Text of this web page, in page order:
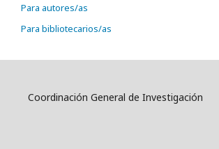
Para autores/as
Para bibliotecarios/as
Coordinación General de Investigación